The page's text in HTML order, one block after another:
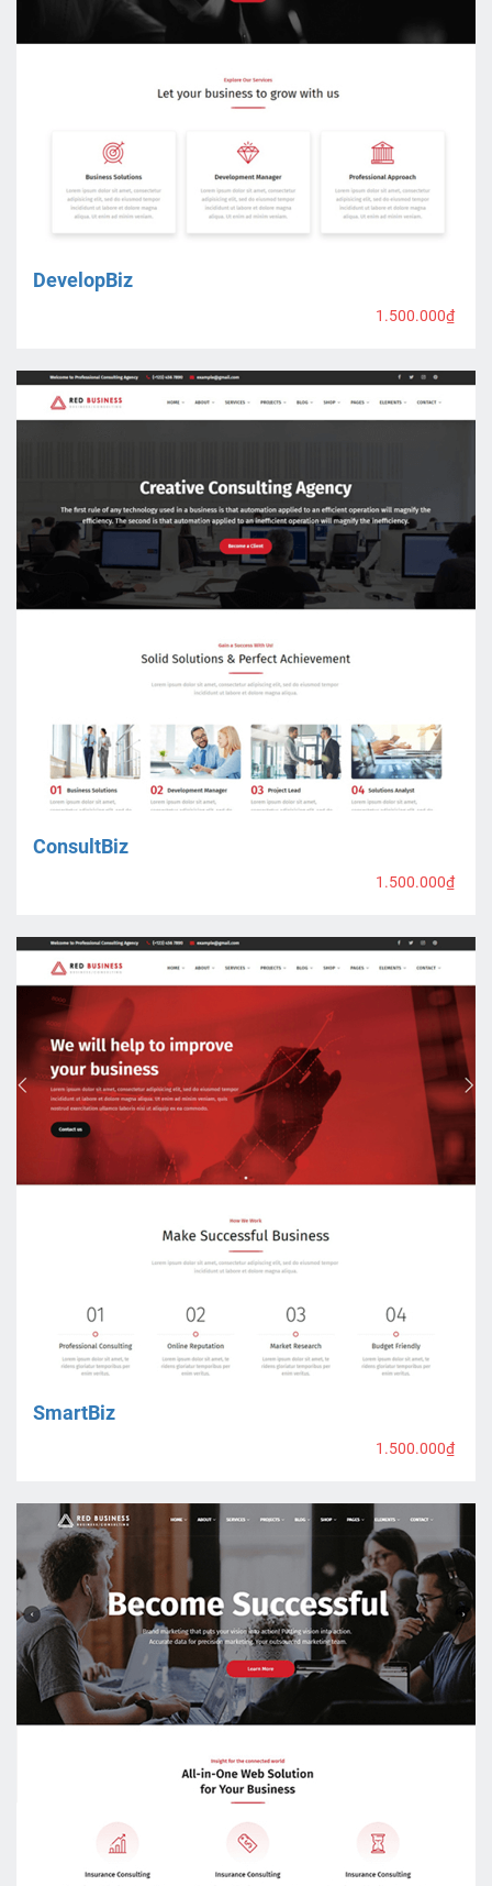
DevelopBiz
1.500.000₫
ConsultBiz
1.500.000₫
SmartBiz
1.500.000₫